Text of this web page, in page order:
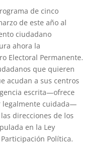
de cinco
de este año al
ciudadano
ahora la
Electoral Permanente.
que quieren
acudan a sus centros
escrita—ofrece
legalmente cuidada—
direcciones de los
en la Ley
Política.